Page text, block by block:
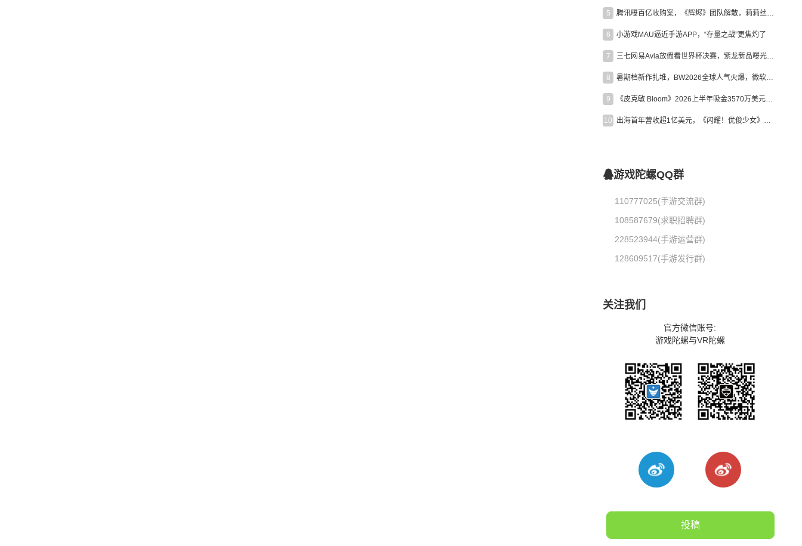
5 腾讯曝百亿收购案，《辉烬》团队解散，莉莉丝新作曝光｜陀螺周报
6 小游戏MAU逼近手游APP，“存量之战”更焦灼了
7 三七网易Avia放假看世界杯决赛，紫龙新品曝光，米哈游新作上线 | 陀螺周报
8 暑期档新作扎堆，BW2026全球人气火爆，微软XBOX大裁员|陀螺周报
9 《皮克敏 Bloom》2026上半年吸金3570万美元，中国台湾成最大市场
10 出海首年营收超1亿美元，《闪耀！优俊少女》美国市场占比达七成
游戏陀螺QQ群
110777025(手游交流群)
108587679(求职招聘群)
228523944(手游运营群)
128609517(手游发行群)
关注我们
官方微信账号:
游戏陀螺与VR陀螺
投稿